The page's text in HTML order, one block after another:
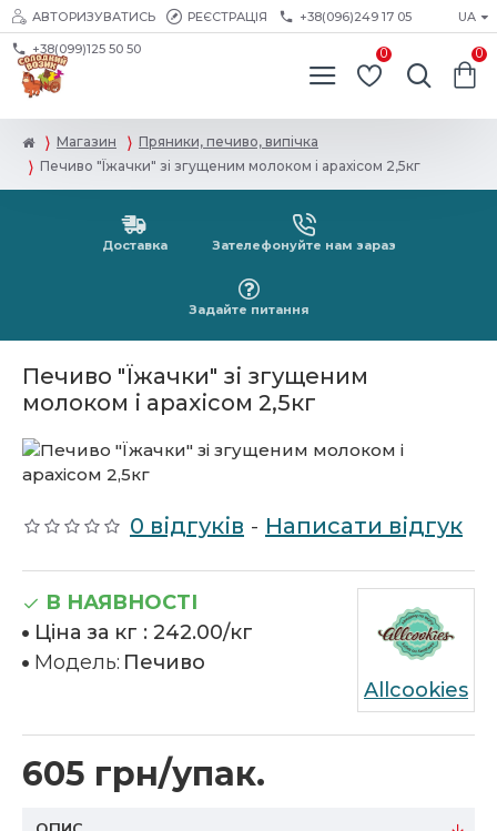
АВТОРИЗУВАТИСЬ РЕЄСТРАЦІЯ +38(096)249 17 05
+38(099)125 50 50
UA
0 0
Магазин
Пряники, печиво, випічка
Печиво "Їжачки" зі згущеним молоком і арахісом 2,5кг
Доставка Зателефонуйте нам зараз
Задайте питання
Печиво "Їжачки" зі згущеним
молоком і арахісом 2,5кг
0 відгуків - Написати відгук
605 грн/упак.
В НАЯВНОСТІ
Ціна за кг : 242.00/кг
Модель: Печиво
Allcookies